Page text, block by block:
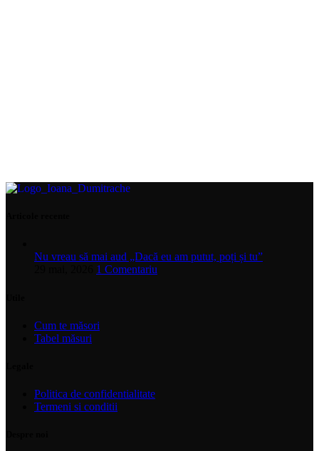
Nu vreau să mai aud „Dacă eu am putut, poți și tu”
1 Comentariu
Cum te măsori
Tabel măsuri
Politica de confidentialitate
Termeni si conditii